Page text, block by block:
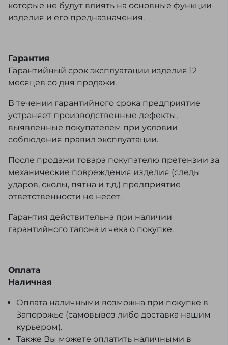
которые не будут влиять на основные функции
изделия и его предназначения.
Гарантия
Гарантийный срок эксплуатации изделия 12
месяцев со дня продажи.
В течении гарантийного срока предприятие
устраняет производственные дефекты,
выявленные покупателем при условии
соблюдения правил эксплуатации.
После продажи товара покупателю претензии за
механические повреждения изделия (следы
ударов, сколы, пятна и т.д.) предприятие
ответственности не несет.
Гарантия действительна при наличии
гарантийного талона и чека о покупке.
Оплата
Наличная
Оплата наличными возможна при покупке в
Запорожье (самовывоз либо доставка нашим
курьером).
Также Вы можете оплатить наличными в